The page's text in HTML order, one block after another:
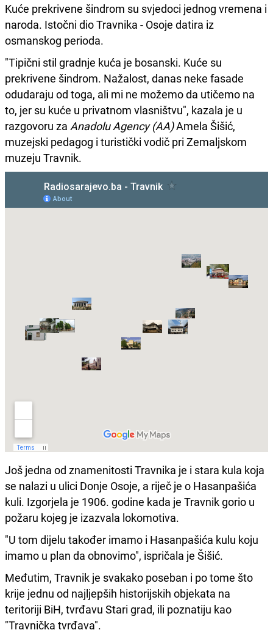
Kuće prekrivene šindrom su svjedoci jednog vremena i
naroda. Istočni dio Travnika - Osoje datira iz
osmanskog perioda.
"Tipični stil gradnje kuća je bosanski. Kuće su
prekrivene šindrom. Nažalost, danas neke fasade
odudaraju od toga, ali mi ne možemo da utičemo na
to, jer su kuće u privatnom vlasništvu", kazala je u
razgovoru za Anadolu Agency (AA)Amela Šišić,
muzejski pedagog i turistički vodič pri Zemaljskom
muzeju Travnik.
Još jedna od znamenitosti Travnika je i stara kula koja
se nalazi u ulici Donje Osoje, a riječ je o Hasanpašića
kuli. Izgorjela je 1906. godine kada je Travnik gorio u
požaru kojeg je izazvala lokomotiva.
"U tom dijelu također imamo i Hasanpašića kulu koju
imamo u plan da obnovimo", ispričala je Šišić.
Međutim, Travnik je svakako poseban i po tome što
krije jednu od najljepših historijskih objekata na
teritoriji BiH, tvrđavu Stari grad, ili poznatiju kao
"Travnička tvrđava".